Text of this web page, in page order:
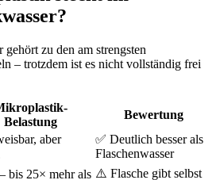
zu den am strengsten
– trotzdem ist es nicht vollständig frei
Belastung
Bewertung
aber
✅ Deutlich besser als
Flaschenwasser
bis 25× mehr als ⚠️ Flasche gibt selbst